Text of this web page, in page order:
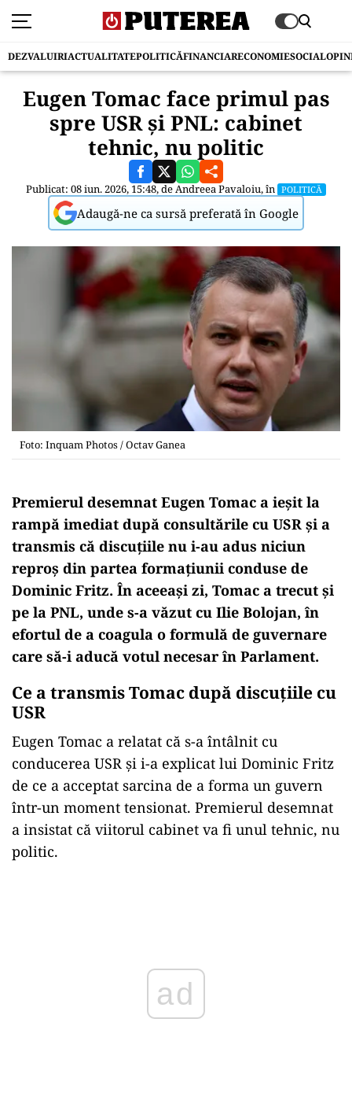
DEZVALUIRIACTUALITATEPOLITICĂFINANCIARECONOMIESOCIAL
Eugen Tomac face primul pas
spre USR și PNL: cabinet
tehnic, nu politic
Publicat: 08 iun. 2026, 15:48, deAndreea Pavaloiu, în POLITICĂ
Adaugă-ne ca sursă preferată în Google
Foto: Inquam Photos / Octav Ganea
Premierul desemnat Eugen Tomac a ieșit la
rampă imediat după consultările cu USR și a
transmis că discuțiile nu i-au adus niciun
reproș din partea formațiunii conduse de
Dominic Fritz. În aceeași zi, Tomac a trecut și
pe la PNL, unde s-a văzut cu Ilie Bolojan, în
efortul de a coagula o formulă de guvernare
care să-i aducă votul necesar în Parlament.
Ce a transmis Tomac după discuțiile cu
USR
Eugen Tomac a relatat că s-a întâlnit cu
conducerea USR și i-a explicat lui Dominic Fritz
de ce a acceptat sarcina de a forma un guvern
într-un moment tensionat. Premierul desemnat
a insistat că viitorul cabinet va fi unul tehnic, nu
politic.